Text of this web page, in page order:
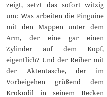
zeigt, setzt das sofort witzig
um: Was arbeiten die Pinguine
mit den Mappen unter dem
Arm, der eine gar einen
Zylinder auf dem Kopf,
eigentlich? Und der Reiher mit
der Aktentasche, der im
Vorbeigehen grüßend dem
Krokodil in seinem Becken